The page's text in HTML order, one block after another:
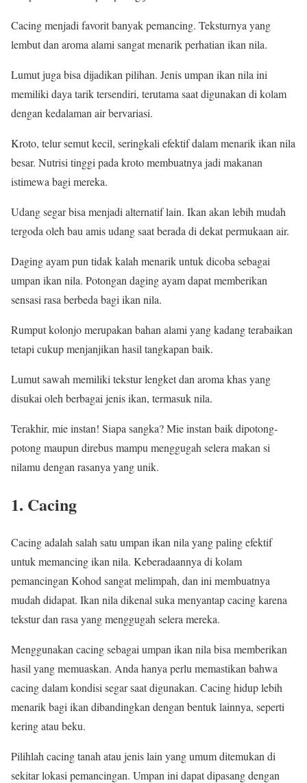
Cacing menjadi favorit banyak pemancing. Teksturnya yang
lembut dan aroma alami sangat menarik perhatian ikan nila.
Lumut juga bisa dijadikan pilihan. Jenis umpan ikan nila ini
memiliki daya tarik tersendiri, terutama saat digunakan di kolam
dengan kedalaman air bervariasi.
Kroto, telur semut kecil, seringkali efektif dalam menarik ikan nila
besar. Nutrisi tinggi pada kroto membuatnya jadi makanan
istimewa bagi mereka.
Udang segar bisa menjadi alternatif lain. Ikan akan lebih mudah
tergoda oleh bau amis udang saat berada di dekat permukaan air.
Daging ayam pun tidak kalah menarik untuk dicoba sebagai
umpan ikan nila. Potongan daging ayam dapat memberikan
sensasi rasa berbeda bagi ikan nila.
Rumput kolonjo merupakan bahan alami yang kadang terabaikan
tetapi cukup menjanjikan hasil tangkapan baik.
Lumut sawah memiliki tekstur lengket dan aroma khas yang
disukai oleh berbagai jenis ikan, termasuk nila.
Terakhir, mie instan! Siapa sangka? Mie instan baik dipotong-
potong maupun direbus mampu menggugah selera makan si
nilamu dengan rasanya yang unik.
1. Cacing
Cacing adalah salah satu umpan ikan nila yang paling efektif
untuk memancing ikan nila. Keberadaannya di kolam
pemancingan Kohod sangat melimpah, dan ini membuatnya
mudah didapat. Ikan nila dikenal suka menyantap cacing karena
tekstur dan rasa yang menggugah selera mereka.
Menggunakan cacing sebagai umpan ikan nila bisa memberikan
hasil yang memuaskan. Anda hanya perlu memastikan bahwa
cacing dalam kondisi segar saat digunakan. Cacing hidup lebih
menarik bagi ikan dibandingkan dengan bentuk lainnya, seperti
kering atau beku.
Pilihlah cacing tanah atau jenis lain yang umum ditemukan di
sekitar lokasi pemancingan. Umpan ini dapat dipasang dengan